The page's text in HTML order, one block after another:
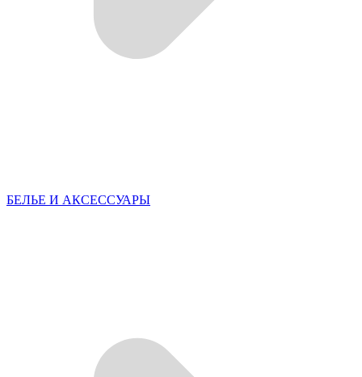
БЕЛЬЕ И АКСЕССУАРЫ